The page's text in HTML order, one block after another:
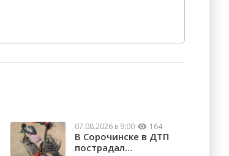
07.08.2026 в 9:00 164
В Сорочинске в ДТП
пострадал